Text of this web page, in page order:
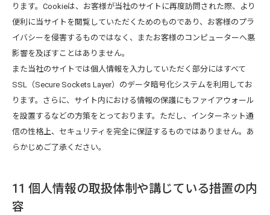
ります。Cookieは、お客様が当社のサイトに再度訪問された際、より
便利に当サイトを閲覧していただくためのものであり、お客様のプラ
イバシーを侵害するものではなく、またお客様のコンピューターへ悪
影響を及ぼすことはありません。
また当社のサイトでは個人情報を入力していただく部分にはすべて
SSL（Secure Sockets Layer）のデータ暗号化システムを利用してお
ります。さらに、サイト内における情報の保護にもファイアウォール
を設置するなどの方策をとっております。ただし、インターネット通
信の性格上、セキュリティを完全に保証するものではありません。あ
らかじめご了承ください。
11 個人情報の取扱体制や講じている措置の内
容